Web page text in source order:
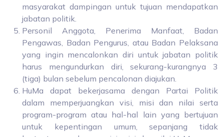
masyarakat dampingan untuk tujuan mendapatkan
jabatan politik.
Personil Anggota, Penerima Manfaat, Badan
Pengawas, Badan Pengurus, atau Badan Pelaksana
yang ingin mencalonkan diri untuk jabatan politik
harus mengundurkan diri, sekurang-kurangnya 3
(tiga) bulan sebelum pencalonan diajukan.
HuMa dapat bekerjasama dengan Partai Politik
dalam memperjuangkan visi, misi dan nilai serta
program-program atau hal-hal lain yang bertujuan
untuk kepentingan umum, sepanjang tidak